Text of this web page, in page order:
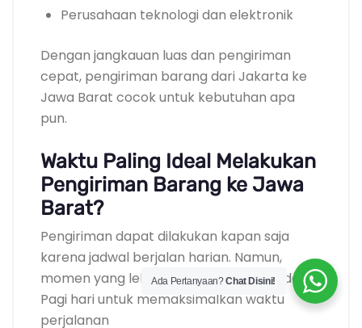
Perusahaan teknologi dan elektronik
Dengan jangkauan luas dan pengiriman
cepat, pengiriman barang dari Jakarta ke
Jawa Barat cocok untuk kebutuhan apa
pun.
Waktu Paling Ideal Melakukan
Pengiriman Barang ke Jawa
Barat?
Pengiriman dapat dilakukan kapan saja
karena jadwal berjalan harian. Namun,
momen yang lebih optimal biasanya adalah:
Pagi hari untuk memaksimalkan waktu
perjalanan
Ada Pertanyaan?Chat Disini!